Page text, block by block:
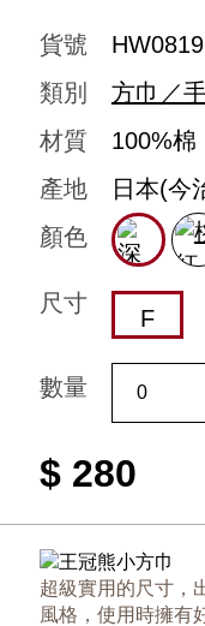
貨號
類別
方巾／
材質
100%棉
產地
日本(今
顏色
尺寸
F
數量
$ 280
超級實用的尺寸，
風格，使用時擁有